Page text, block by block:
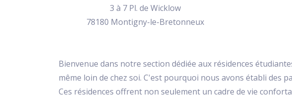
3 à 7 Pl. de Wicklow
78180 Montigny-le-Bretonneux
Bienvenue dans notre section dédiée aux résidences
même loin de chez soi. C'est pourquoi nous avons établi des
Ces résidences offrent non seulement un cadre de vie